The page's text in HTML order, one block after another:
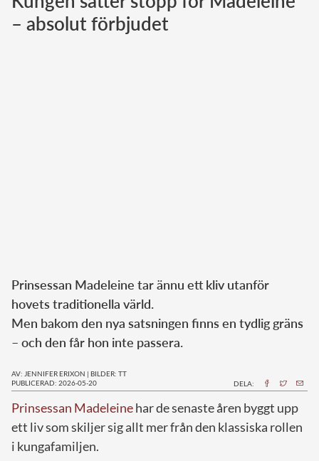
Norska kungahuset
– absolut förbjudet
Prinsessan Madeleine tar ännu ett kliv utanför
hovets traditionella värld.
Men bakom den nya satsningen finns en tydlig gräns
– och den får hon inte passera.
AV: JENNIFER ERIXON | BILDER: TT
PUBLICERAD: 2026-05-20
DELA:
Prinsessan Madeleinehar de senaste åren byggt upp
ett liv som skiljer sig allt mer från den klassiska rollen
i kungafamiljen.